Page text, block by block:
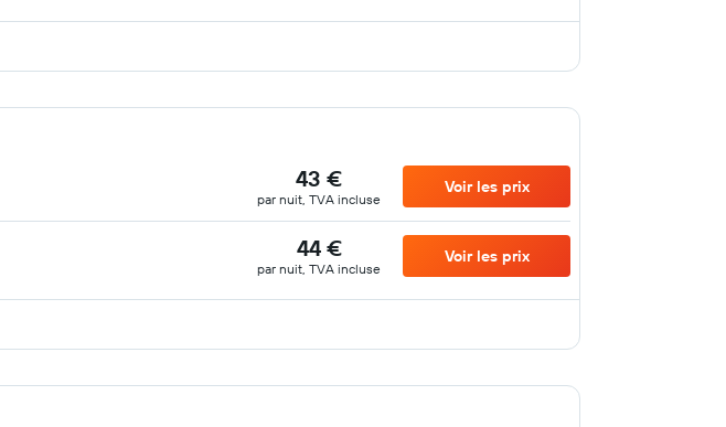
43 €
par nuit, TVA incluse
Voir les prix
44 €
par nuit, TVA incluse
Voir les prix